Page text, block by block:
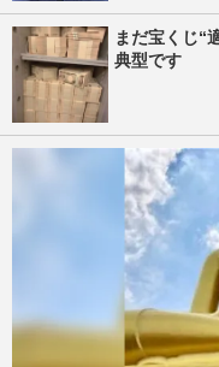
まだ宝くじ“
典型です